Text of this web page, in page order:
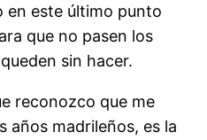
en este último punto
que no pasen los
sin hacer.
reconozco que me
años madrileños, es la